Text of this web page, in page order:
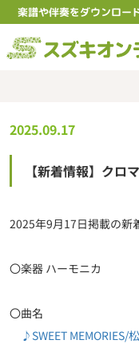
楽譜や伴奏をダウンロー
2025.09.17
【新着情報】クロ
2025年9月17日掲載の新
〇楽器 ハーモニカ
〇曲名
♪SWEET MEMORIES/